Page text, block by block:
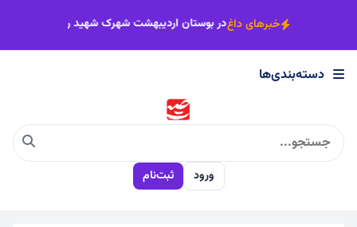
×
دسته‌بندی‌ها
اجتماعی
خبرهای داغنزدیک‌تر شد مزاحمت موتورسواران در بوستان اردیبهشت شهرک
دسته‌بندی‌ها
ورود ثبت‌نام